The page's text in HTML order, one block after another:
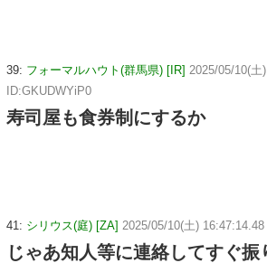
39: フォーマルハウト(群馬県) [IR] 2025/05/10(土
ID:GKUDWYiP0
寿司屋も食券制にするか
41: シリウス(庭) [ZA] 2025/05/10(土)
じゃあ知人等に連絡してすぐ振